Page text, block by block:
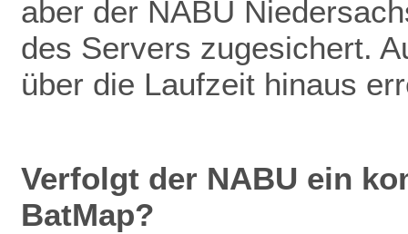
aber der NABU
des Servers zugesichert.
über die Laufzeit hinaus
Verfolgt der NABU ein
BatMap?